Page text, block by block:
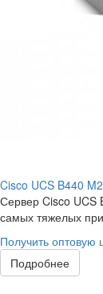
Cisco UCS B440
Сервер Cisco UCS
самых тяжелых
Получить оптовую
Подробнее